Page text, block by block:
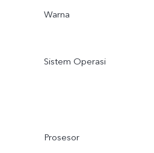
Warna
Sistem Operasi
Prosesor